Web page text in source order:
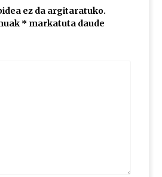
03
ez da argitaratuko.
* markatuta daude